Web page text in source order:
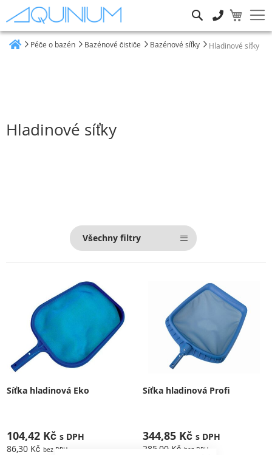
Péče o bazén Bazénové čističe Bazénové síťky Hladinové síťky
Hladinové síťky
Všechny filtry
Síťka hladinová Eko
104,42 Kč
86,30 Kč
Síťka hladinová Profi
344,85 Kč
285,00 Kč